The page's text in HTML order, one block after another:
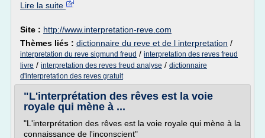
Lire la suite
Site : http://www.interpretation-reve.com
Thèmes liés : dictionnaire du reve et de l interpretation /
interpretation du reve sigmund freud / interpretation des reves freud
livre / interpretation des reves freud analyse / dictionnaire
d'interpretation des reves gratuit
"L'interprétation des rêves est la voie
royale qui mène à ...
"L'interprétation des rêves est la voie royale qui mène à la
connaissance de l'inconscient"